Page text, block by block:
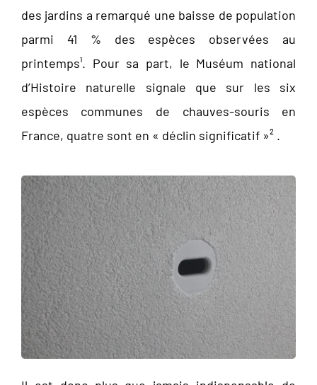
des jardins a remarqué une baisse de population
parmi 41 % des espèces observées au
printemps¹. Pour sa part, le Muséum national
d’Histoire naturelle signale que sur les six
espèces communes de chauves-souris en
France, quatre sont en « déclin significatif »² .